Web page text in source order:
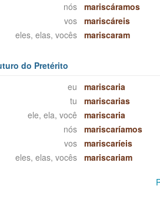
nós
mariscáramos
vos
mariscáreis
eles, elas, vocês
mariscaram
do Pretérito
eu
mariscaria
tu
mariscarias
ele, ela, você
mariscaria
nós
mariscaríamos
vos
mariscaríeis
eles, elas, vocês
mariscariam